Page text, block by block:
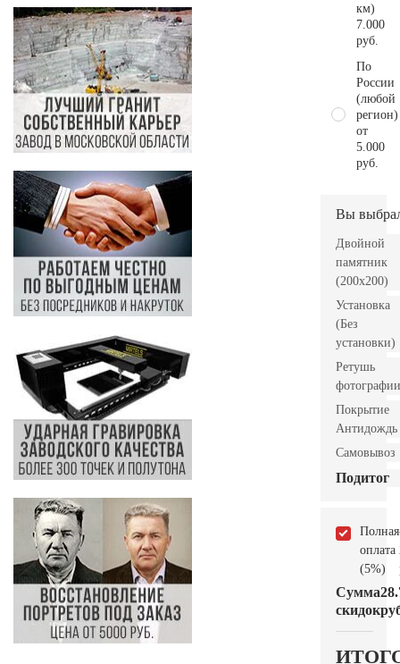
км)
7.000
руб.
По
России
(любой
регион)
от
5.000
руб.
Вы
Двойной
памятник
(200х200)
Установка
(Без
установки)
Ретушь
фотографии
Покрытие
Антидождь
Самовывоз
Подитог
Полная
оплата
(5%)
Сумма
скидок